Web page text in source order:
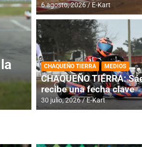
DESTACADA INFORME CENTRAL
RMC BUENOS
histórica en
4 agosto, 2026 E-Kart
6 agosto, 2026 E-Kart
CHAQUEÑO TIERRA MEDIOS
CHAQUEÑO TIERRA:
recibe una fecha clave
30 julio, 2026 E-Kart